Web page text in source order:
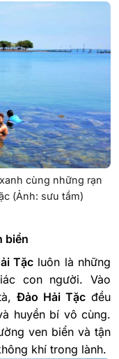
cùng những rạn
(Ảnh: sưu tầm)
biển
Tặc luôn là những
con người. Vào
tà,Đảo Hải Tặc đều
huyền bí vô cùng.
ven biển và tận
khí trong lành.